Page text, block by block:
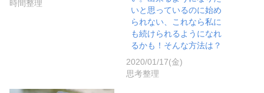
時間整理
いと思っているのに始め
られない、これなら私に
も続けられるようになれ
るかも！そんな方法は？
2020/01/17(金)
思考整理